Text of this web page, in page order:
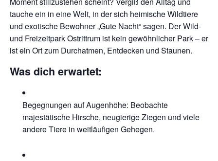
tauche ein in eine Welt, in der sich heimische Wildtiere
und exotische Bewohner „Gute Nacht“ sagen. Der Wild-
und Freizeitpark Ostrittrum ist kein gewöhnlicher Park – er
ist ein Ort zum Durchatmen, Entdecken und Staunen.
Was dich erwartet:
Begegnungen auf Augenhöhe: Beobachte
majestätische Hirsche, neugierige Ziegen und viele
andere Tiere in weitläufigen Gehegen.